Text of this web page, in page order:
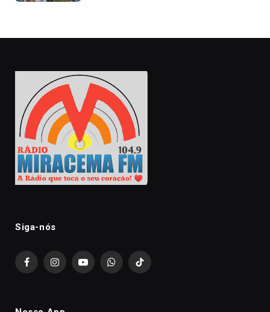
Siga-nós
FacebookInstagramYouTubeWhatsAppTikTok